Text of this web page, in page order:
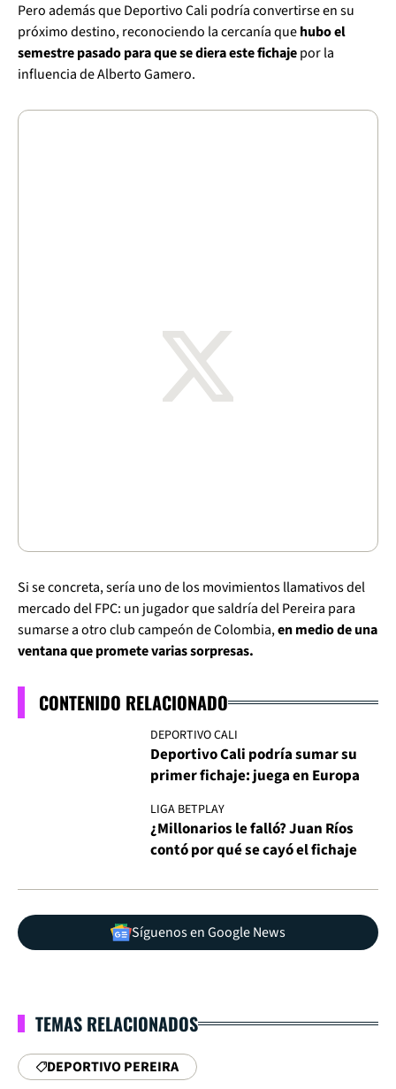
Pero además que Deportivo Cali podría convertirse en su
próximo destino, reconociendo la cercanía quehubo el
semestre pasado para que se diera este fichajepor la
influencia de Alberto Gamero.
Si se concreta, sería uno de los movimientos llamativos del
mercado del FPC: un jugador que saldría del Pereira para
sumarse a otro club campeón de Colombia,en medio de una
ventana que promete varias sorpresas.
CONTENIDO RELACIONADO
DEPORTIVO CALI
Deportivo Cali podría sumar su
primer fichaje: juega en Europa
LIGA BETPLAY
¿Millonarios le falló? Juan Ríos
contó por qué se cayó el fichaje
Síguenos en Google News
TEMAS RELACIONADOS
DEPORTIVO PEREIRA